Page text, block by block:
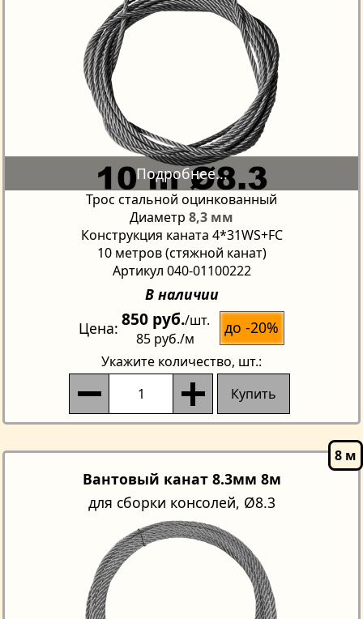
Трос стальной оцинкованный
Диаметр 8,3 мм
Конструкция каната 4*31WS+FC
10 метров (стяжной канат)
Артикул 040-01100222
В наличии
Цена 850 руб./шт.
85 руб./м
до -20%
Укажите количество, шт.:
Купить
Вантовый канат 8.3мм 8м
для сборки консолей, Ø8.3